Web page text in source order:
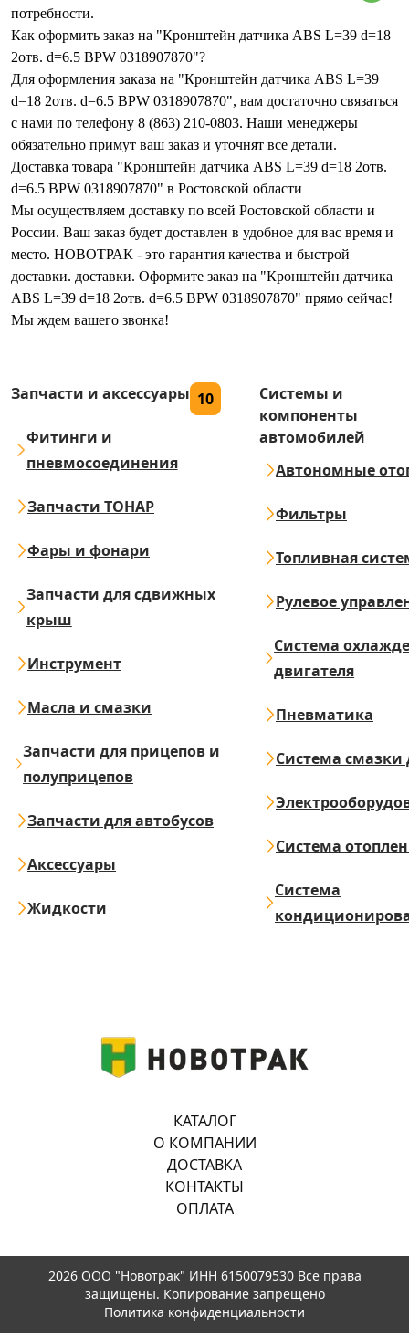
потребности.
Как оформить заказ на "Кронштейн датчика ABS L=39 d=18
2отв. d=6.5 BPW 0318907870"?
Для оформления заказа на "Кронштейн датчика ABS L=39
d=18 2отв. d=6.5 BPW 0318907870", вам достаточно связаться
с нами по телефону 8 (863) 210-0803. Наши менеджеры
обязательно примут ваш заказ и уточнят все детали.
Доставка товара "Кронштейн датчика ABS L=39 d=18 2отв.
d=6.5 BPW 0318907870" в Ростовской области
Мы осуществляем доставку по всей Ростовской области и
России. Ваш заказ будет доставлен в удобное для вас время и
место. НОВОТРАК - это гарантия качества и быстрой
доставки. доставки. Оформите заказ на "Кронштейн датчика
ABS L=39 d=18 2отв. d=6.5 BPW 0318907870" прямо сейчас!
Мы ждем вашего звонка!
Запчасти и аксессуары 10
Фитинги и
пневмосоединения
Запчасти ТОНАР
Фары и фонари
Запчасти для сдвижных
крыш
Инструмент
Масла и смазки
Запчасти для прицепов и
полуприцепов
Запчасти для автобусов
Аксессуары
Жидкости
Системы и
компоненты
автомобилей
Автономные
Фильтры
Топливная
Рулевое
Система
двигателя
Пневматика
Система смазки
Система
Система
КАТАЛОГ
О КОМПАНИИ
ДОСТАВКА
КОНТАКТЫ
ОПЛАТА
2026 ООО "Новотрак" ИНН 6150079530 Все права
защищены. Копирование запрещено
Политика конфиденциальности